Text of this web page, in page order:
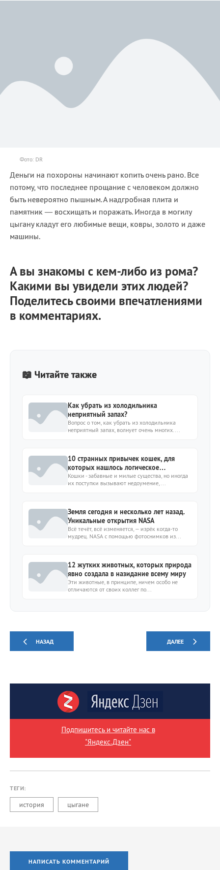
Фото: DR
Деньги на похороны начинают копить очень рано. Все
потому, что последнее прощание с человеком должно
быть невероятно пышным. А надгробная плита и
памятник — восхищать и поражать. Иногда в могилу
цыгану кладут его любимые вещи, ковры, золото и даже
машины.
А вы знакомы с кем-либо из рома?
Какими вы увидели этих людей?
Поделитесь своими впечатлениями
в комментариях.
📖 Читайте также
Как убрать из холодильника
неприятный запах?
Вопрос о том, как убрать из холодильника
неприятный запах, волнует очень многих....
10 странных привычек кошек, для
которых нашлось логическое
объяснение
Кошки - забавные и милые существа, но иногда
их поступки вызывают недоумение,...
Земля сегодня и несколько лет назад.
Уникальные открытия NASA
Всё течёт, всё изменяется, – изрёк когда-то
мудрец. NASA с помощью фотоснимков из...
12 жутких животных, которых природа
явно создала в назидание всему миру
Эти животные, в принципе, ничем особо не
отличаются от своих коллег по...
НАЗАД ДАЛЕЕ
Подпишитесь и читайте нас в
"Яндекс.Дзен"
ТЕГИ:
история цыгане
НАПИСАТЬ КОММЕНТАРИЙ